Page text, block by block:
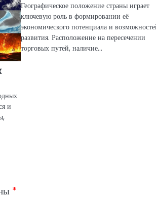
и
Географическое положение страны играет
ключевую роль в формировании её
экономического потенциала и
развития. Расположение на пересечении
торговых путей, наличие…
*